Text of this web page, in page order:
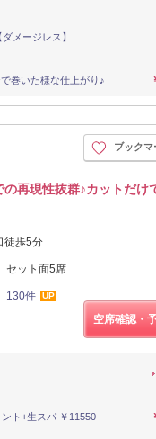
メージレス】
巻いた様な仕上がり♪
ブックマ
再現性抜群♪カットだけ
徒歩5分
セット面5席
130件 UP
空席確認・
ト+生スパ ￥11550